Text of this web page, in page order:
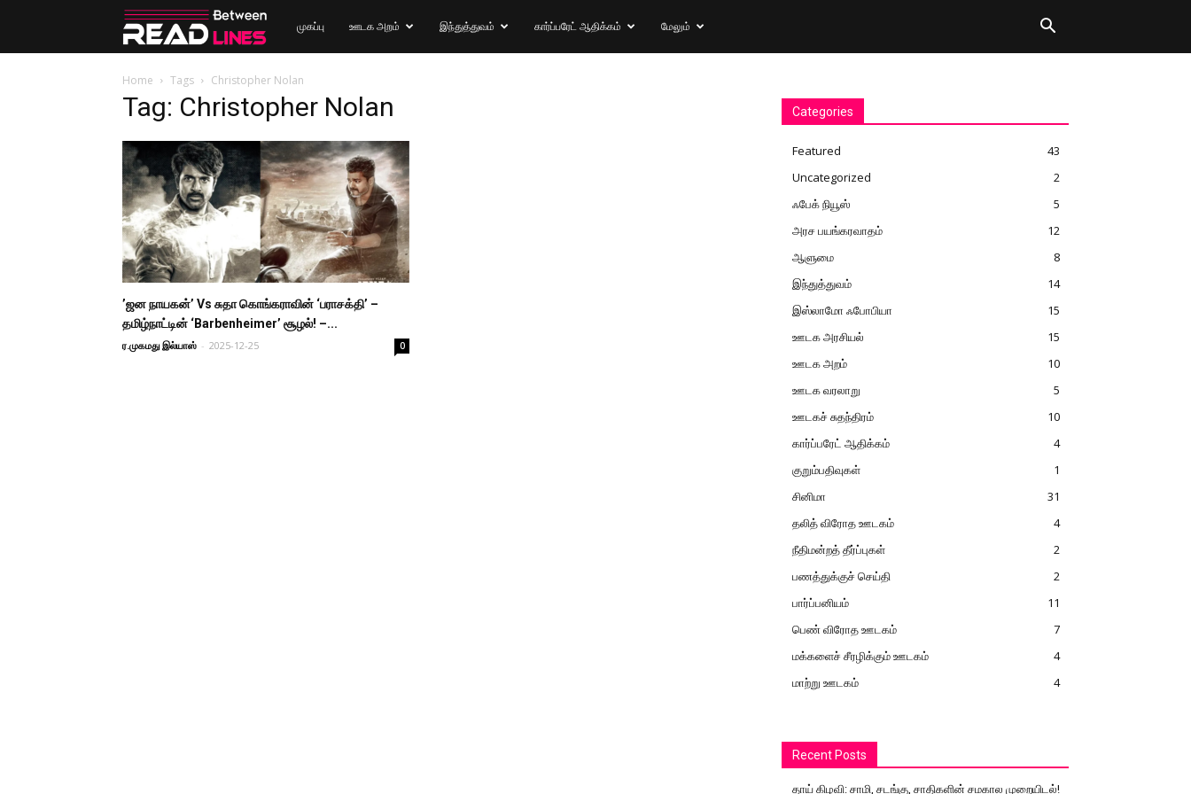
Read
Between
முகப்பு ஊடக அறம் இந்துத்துவம் கார்ப்பரேட் ஆதிக்கம் மேலும்
Home Tags Christopher Nolan
Tag: Christopher Nolan
’ஜன நாயகன்’ Vs சுதா கொங்கராவின் ‘பராசக்தி’ –
தமிழ்நாட்டின் ‘Barbenheimer’ சூழல்! –...
ர.முகமது இல்யாஸ் - 2025-12-25 0
Categories
Featured
43
Uncategorized
2
ஃபேக் நியூஸ்
5
அரச பயங்கரவாதம்
12
ஆளுமை
8
இந்துத்துவம்
14
இஸ்லாமோ ஃபோபியா
15
ஊடக அரசியல்
15
ஊடக அறம்
10
ஊடக வரலாறு
5
ஊடகச் சுதந்திரம்
10
கார்ப்பரேட் ஆதிக்கம்
4
குறும்பதிவுகள்
1
சினிமா
31
தலித் விரோத ஊடகம்
4
நீதிமன்றத் தீர்ப்புகள்
2
பணத்துக்குச் செய்தி
2
பார்ப்பனியம்
11
பெண் விரோத ஊடகம்
7
மக்களைச் சீரழிக்கும் ஊடகம்
4
மாற்று ஊடகம்
4
Recent Posts
தாய் கிழவி: சாமி, சடங்கு, சாதிகளின் சமகால முறையிடல்!